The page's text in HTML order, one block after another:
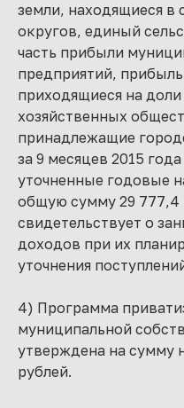
земли, находящиеся в
округов, единый
часть прибыли
предприятий,
приходящиеся на
хозяйственных
принадлежащие
за 9 месяцев 2015
уточненные годовые
общую сумму 29 777,4
свидетельствует о
доходов при их
уточнения
4) Программа
муниципальной
утверждена на сумму
рублей.